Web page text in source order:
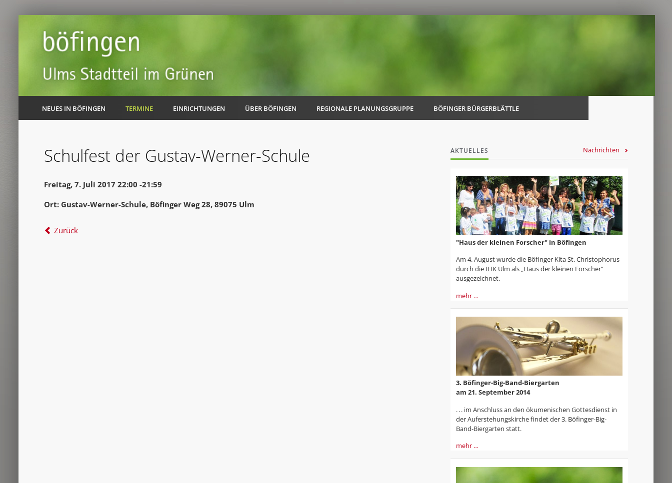
NEUES IN BÖFINGEN TERMINE EINRICHTUNGEN ÜBER BÖFINGEN REGIONALE PLANUNGSGRUPPE BÖFINGER BÜRGERBLÄTTLE
Schulfest der Gustav-Werner-Schule
Freitag, 7. Juli 2017 22:00 -21:59
Ort: Gustav-Werner-Schule, Böfinger Weg 28, 89075 Ulm
Zurück
AKTUELLES Nachrichten
"Haus der kleinen Forscher" in Böfingen
Am 4. August wurde die Böfinger Kita St. Christophorus
durch die IHK Ulm als „Haus der kleinen Forscher“
ausgezeichnet.
mehr …
3. Böfinger-Big-Band-Biergarten
am 21. September 2014
. . . im Anschluss an den ökumenischen Gottesdienst in
der Auferstehungs­kirche findet der 3. Böfinger-Big-
Band-Biergarten statt.
mehr …